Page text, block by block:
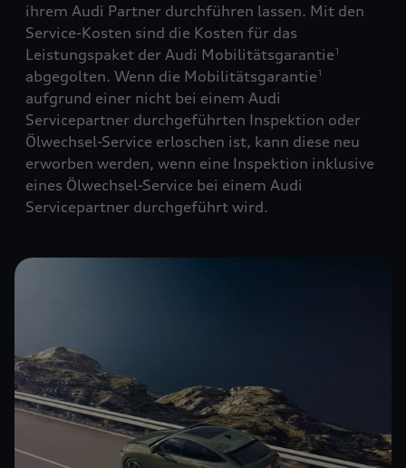
ihrem Audi Partner durchführen lassen. Mit den
Service-Kosten sind die Kosten für das
Leistungspaket der Audi Mobilitätsgarantie1
abgegolten. Wenn die Mobilitätsgarantie1
aufgrund einer nicht bei einem Audi
Servicepartner durchgeführten Inspektion oder
Ölwechsel-Service erloschen ist, kann diese neu
erworben werden, wenn eine Inspektion inklusive
eines Ölwechsel-Service bei einem Audi
Servicepartner durchgeführt wird.